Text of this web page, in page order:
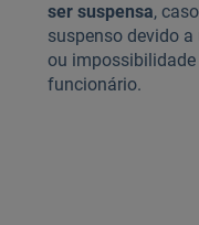
ser suspensa,
suspenso devido
ou
funcionário.